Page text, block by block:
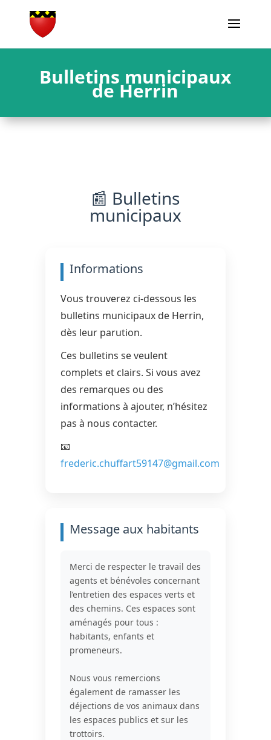
Bulletins municipaux
de Herrin
📰 Bulletins
municipaux
Informations
Vous trouverez ci-dessous les
bulletins municipaux de Herrin,
dès leur parution.
Ces bulletins se veulent
complets et clairs. Si vous avez
des remarques ou des
informations à ajouter, n’hésitez
pas à nous contacter.
📧
frederic.chuffart59147@gmail.com
Message aux habitants
Merci de respecter le travail des
agents et bénévoles concernant
l’entretien des espaces verts et
des chemins. Ces espaces sont
aménagés pour tous :
habitants, enfants et
promeneurs.
Nous vous remercions
également de ramasser les
déjections de vos animaux dans
les espaces publics et sur les
trottoirs.